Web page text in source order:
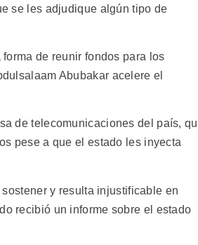
se les adjudique algún tipo de
de reunir fondos para los
Abubakar acelere el
de telecomunicaciones del país,
pese a que el estado les inyecta
y resulta injustificable en
recibió un informe sobre el estado